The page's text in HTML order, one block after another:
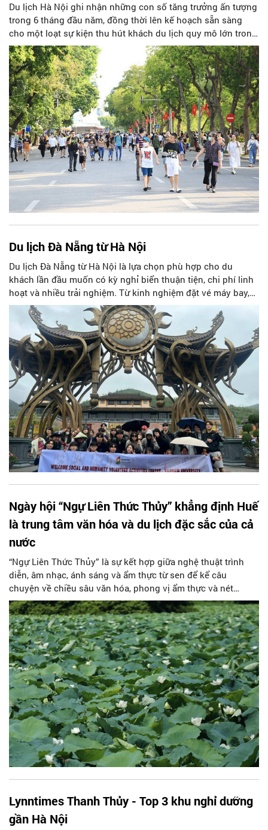
Du lịch Hà Nội ghi nhận những con số tăng trưởng ấn tượng
trong 6 tháng đầu năm, đồng thời lên kế hoạch sẵn sàng
cho một loạt sự kiện thu hút khách du lịch quy mô lớn trong
nửa cuối năm nay.
Du lịch Đà Nẵng từ Hà Nội
Du lịch Đà Nẵng từ Hà Nội là lựa chọn phù hợp cho du
khách lần đầu muốn có kỳ nghỉ biển thuận tiện, chi phí linh
hoạt và nhiều trải nghiệm. Từ kinh nghiệm đặt vé máy bay,
chọn thời điểm, lịch trình 3 ngày 2 đêm đến gợi ý tour Cù
Lao Chàm, Bà Nà Hills, team building, bài viết giúp bạn
chuẩn bị chuyến đi trọn vẹn hơn.
Ngày hội “Ngự Liên Thức Thủy” khẳng định Huế
là trung tâm văn hóa và du lịch đặc sắc của cả
nước
“Ngự Liên Thức Thủy” là sự kết hợp giữa nghệ thuật trình
diễn, âm nhạc, ánh sáng và ẩm thực từ sen để kể câu
chuyện về chiều sâu văn hóa, phong vị ẩm thực và nét
thanh lịch của người xứ Huế.
Lynntimes Thanh Thủy - Top 3 khu nghỉ dưỡng
gần Hà Nội